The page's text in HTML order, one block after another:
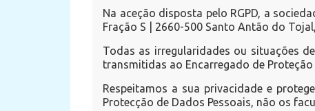
Na aceção disposta pelo RGPD, a
Fração S | 2660-500 Santo Antão do
Todas as irregularidades ou situações
transmitidas ao Encarregado de
Respeitamos a sua privacidade e
Protecção de Dados Pessoais, não os